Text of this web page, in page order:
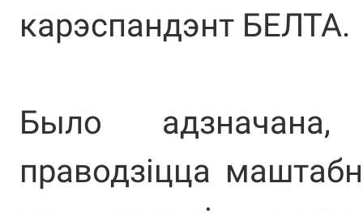
карэспандэнт БЕЛТА.
Было адзначана,
праводзіцца